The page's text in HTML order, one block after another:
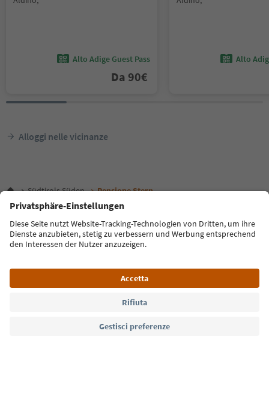
Alto Adige Guest Pass
Da 90€
Alto
Alloggi nelle vicinanze
Südtirols Süden Pensione Stern
Lingua: Italiano